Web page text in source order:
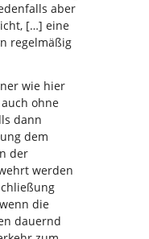
aber
[…] eine
regelmäßig
wie hier
ohne
dann
dem
der
werden
die
dauernd